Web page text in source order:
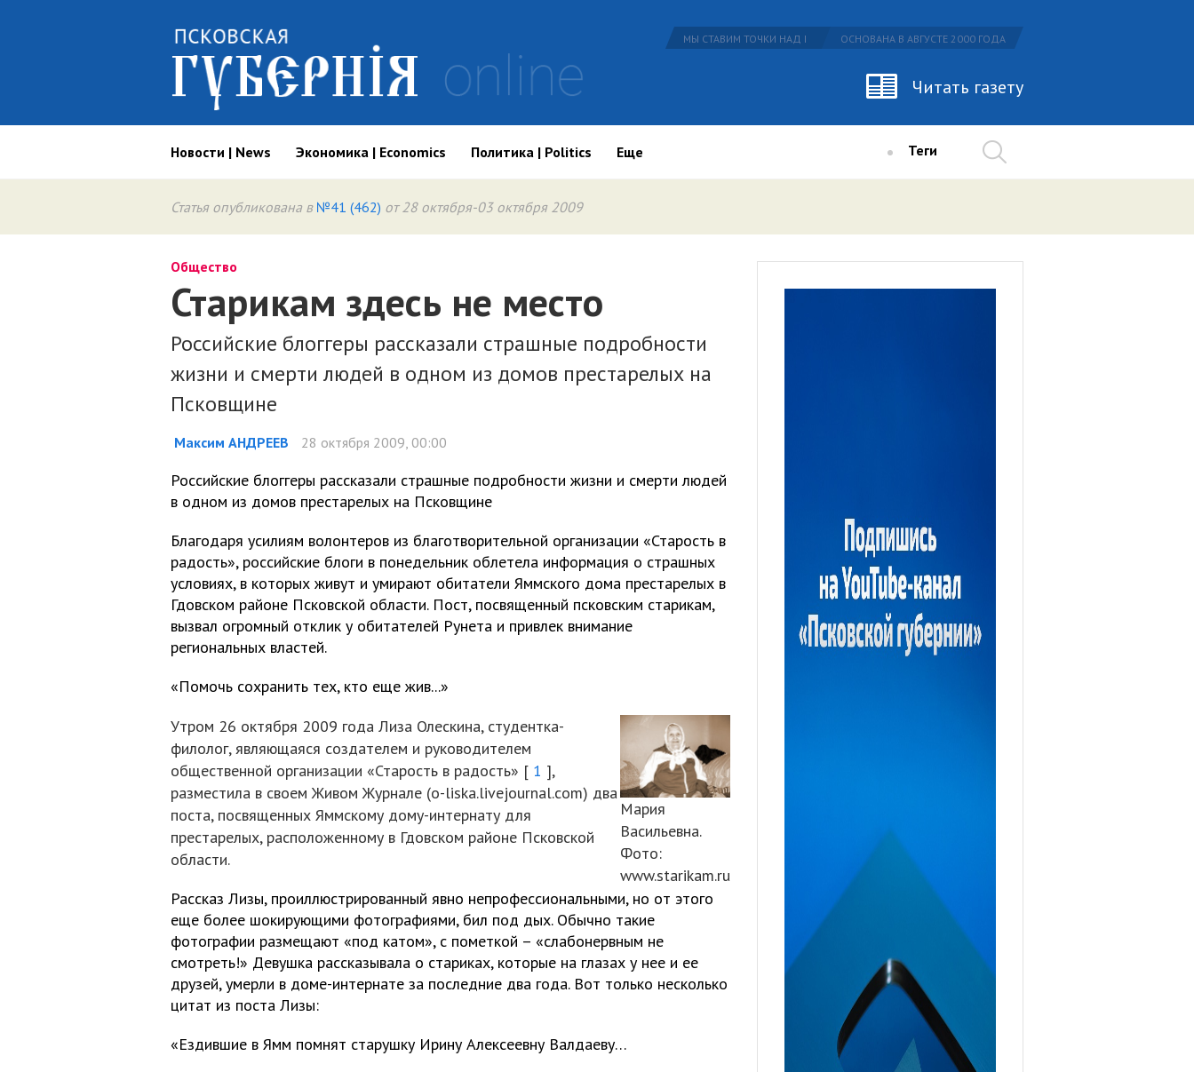
МЫ СТАВИМ ТОЧКИ НАД I ОСНОВАНА В АВГУСТЕ 2000 ГОДА
Читать газету
Новости | News Экономика | Economics Политика | Politics Еще Теги
Статья опубликована в №41 (462) от 28 октября-03 октября 2009
Общество
Старикам здесь не место
Российские блоггеры рассказали страшные подробности
жизни и смерти людей в одном из домов престарелых на
Псковщине
Максим АНДРЕЕВ 28 октября 2009, 00:00
Российские блоггеры рассказали страшные подробности жизни и смерти людей
в одном из домов престарелых на Псковщине
Благодаря усилиям волонтеров из благотворительной организации «Старость в
радость», российские блоги в понедельник облетела информация о страшных
условиях, в которых живут и умирают обитатели Яммского дома престарелых в
Гдовском районе Псковской области. Пост, посвященный псковским старикам,
вызвал огромный отклик у обитателей Рунета и привлек внимание
региональных властей.
«Помочь сохранить тех, кто еще жив...»
Мария
Васильевна.
Фото:
www.starikam.ru
Утром 26 октября 2009 года Лиза Олескина, студентка-
филолог, являющаяся создателем и руководителем
общественной организации «Старость в радость» [ 1 ],
разместила в своем Живом Журнале (o-liska.livejournal.com) два
поста, посвященных Яммскому дому-интернату для
престарелых, расположенному в Гдовском районе Псковской
области.
Рассказ Лизы, проиллюстрированный явно непрофессиональными, но от этого
еще более шокирующими фотографиями, бил под дых. Обычно такие
фотографии размещают «под катом», с пометкой – «слабонервным не
смотреть!» Девушка рассказывала о стариках, которые на глазах у нее и ее
друзей, умерли в доме-интернате за последние два года. Вот только несколько
цитат из поста Лизы:
«Ездившие в Ямм помнят старушку Ирину Алексеевну Валдаеву…